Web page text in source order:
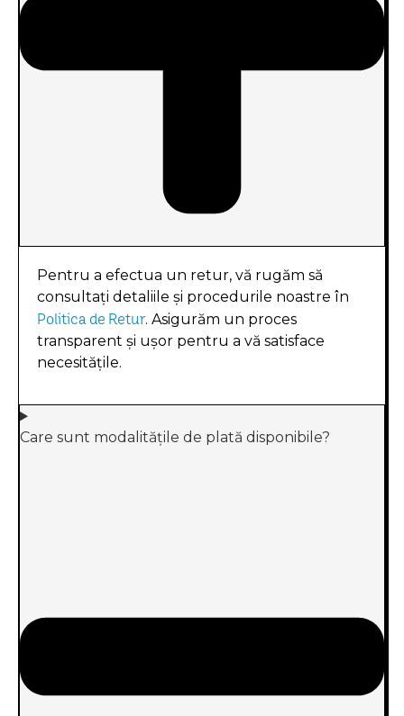
Pentru a efectua un retur, vă rugăm să
consultați detaliile și procedurile noastre în
Politica de Retur. Asigurăm un proces
transparent și ușor pentru a vă satisface
necesitățile.
Care sunt modalitățile de plată disponibile?